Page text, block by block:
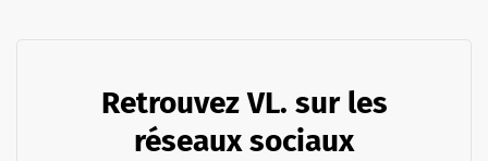
Retrouvez VL. sur les
réseaux sociaux